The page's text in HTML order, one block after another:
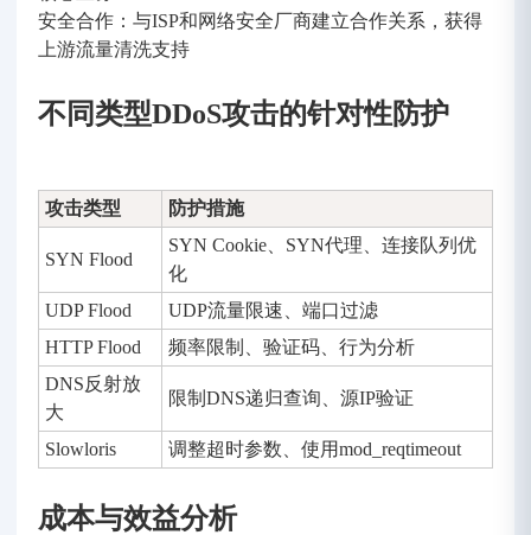
安全合作：与ISP和网络安全厂商建立合作关系，获得
上游流量清洗支持
不同类型DDoS攻击的针对性防护
攻击类型 防护措施
SYN Flood
SYN Cookie、SYN代理、连接队列优
化
UDP Flood
UDP流量限速、端口过滤
HTTP Flood
频率限制、验证码、行为分析
DNS反射放
大
限制DNS递归查询、源IP验证
Slowloris 调整超时参数、使用mod_reqtimeout
成本与效益分析